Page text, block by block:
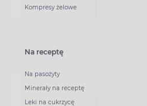
Kompresy żelowe
Na receptę
Na pasożyty
Minerały na receptę
Leki na cukrzycę